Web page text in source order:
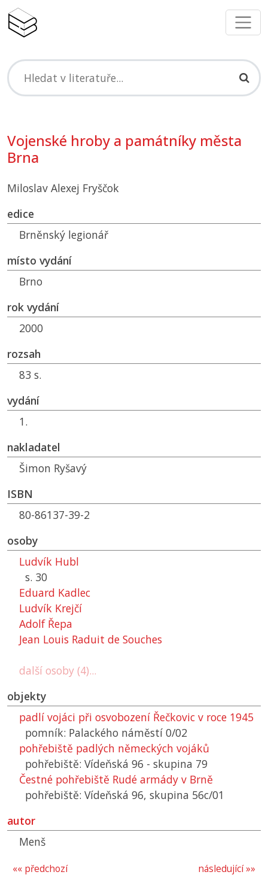
Vojenské hroby a památníky města
Brna
Miloslav Alexej Fryščok
edice
Brněnský legionář
místo vydání
Brno
rok vydání
2000
rozsah
83 s.
vydání
1.
nakladatel
Šimon Ryšavý
ISBN
80-86137-39-2
osoby
Ludvík Hubl
s. 30
Eduard Kadlec
Ludvík Krejčí
Adolf Řepa
Jean Louis Raduit de Souches
další osoby (4)...
objekty
padlí vojáci při osvobození Řečkovic v roce 1945
pomník: Palackého náměstí 0/02
pohřebiště padlých německých vojáků
pohřebiště: Vídeňská 96 - skupina 79
Čestné pohřebiště Rudé armády v Brně
pohřebiště: Vídeňská 96, skupina 56c/01
autor
Menš
následující »»
«« předchozí